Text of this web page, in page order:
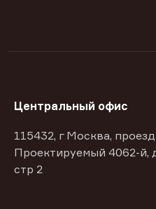
Центральный офис
115432, г Москва, проезд
Проектируемый 4062-й,
стр 2